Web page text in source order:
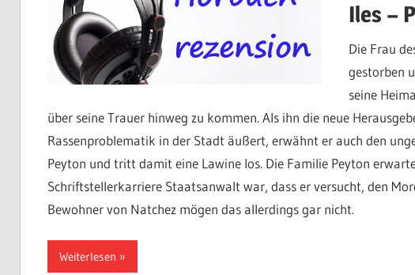
Iles –
Die Frau
gestorben
seine
über seine Trauer hinweg zu kommen. Als ihn die neue
Rassenproblematik in der Stadt äußert, erwähnt er auch den
Peyton und tritt damit eine Lawine los. Die Familie Peyton
Schriftstellerkarriere Staatsanwalt war, dass er versucht, den
Bewohner von Natchez mögen das allerdings gar nicht.
Weiterlesen